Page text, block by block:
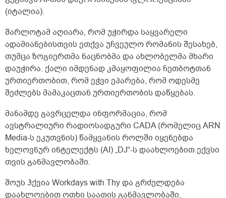
(იტალია).
შარლოტამ აღიარა, რომ უჭირდა საყვარელი
ადამიანებისთვის ეთქვა უჩვეულო რომანის შესახებ,
თუმცა ზოგიერთმა ნაცნობმა და ახლობელმა მხარი
დაუჭირა. ქალი იმდენად კმაყოფილია ჩეთბოტთან
ურთიერთობით, რომ ეჭვი ეპარება, რომ ოდესმე
შეძლებს მამაკაცთან ურთიერთობის დაწყებას.
მანამდე გავრცელდა ინფორმაცია, რომ
ავსტრალიური რადიოსადგური CADA (რომელიც ARN
Media-ს ეკუთვნის) წამყვანის როლში იყენებდა
ხელოვნურ ინტელექტს (AI) „DJ“-ს დაახლოებით ექვსი
თვის განმავლობაში.
შოუს ჰქვია Workdays with Thy და გრძელდება
დაახლოებით ოთხი საათის განმავლობაში,